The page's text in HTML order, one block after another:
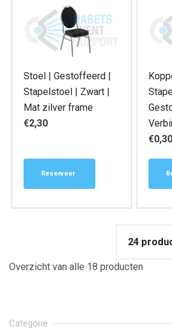
Stoel | Gestoffeerd |
Stapelstoel | Zwart |
Mat zilver frame
€2,30
Reserveer
€0,30
Overzicht van alle 18 producten
Categorie